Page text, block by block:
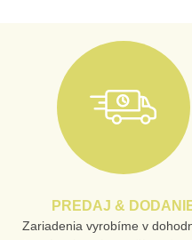
PREDAJ &
Zariadenia vyrobíme v